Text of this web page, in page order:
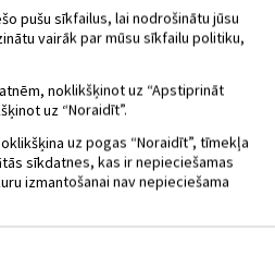
pušu sīkfailus, lai nodrošinātu jūsu
vairāk par mūsu sīkfailu politiku,
noklikšķinot uz “Apstiprināt
uz “Noraidīt”.
uz pogas “Noraidīt”, tīmekļa
sīkdatnes, kas ir nepieciešamas
izmantošanai nav nepieciešama